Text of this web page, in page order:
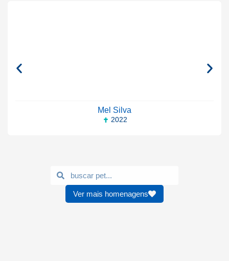
Mel Silva
2022
Ver mais homenagens